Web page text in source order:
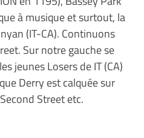
à musique et surtout, la
(IT-CA). Continuons
Sur notre gauche se
jeunes Losers de IT (CA)
Derry est calquée sur
Street etc.